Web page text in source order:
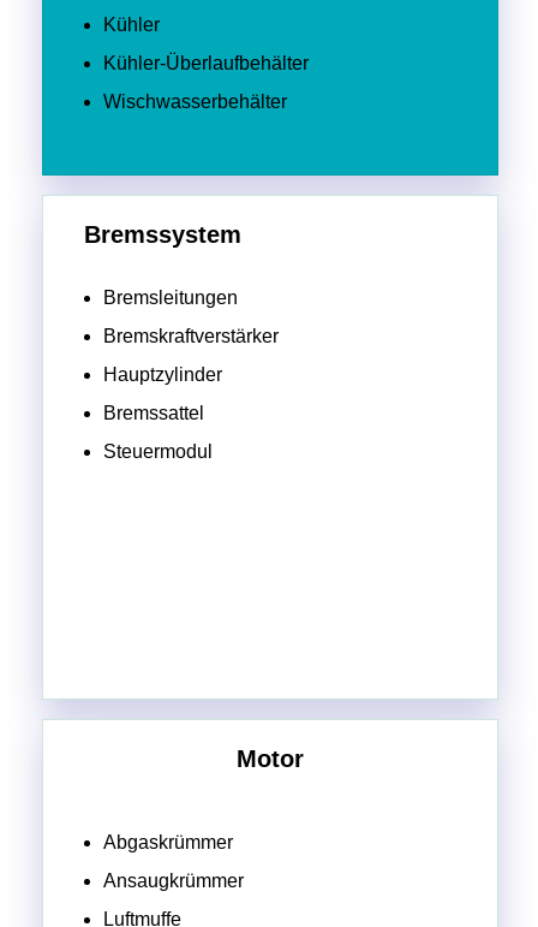
Kühler
Kühler-Überlaufbehälter
Wischwasserbehälter
Bremssystem
Bremsleitungen
Bremskraftverstärker
Hauptzylinder
Bremssattel
Steuermodul
Motor
Abgaskrümmer
Ansaugkrümmer
Luftmuffe